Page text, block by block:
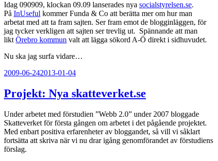
Idag 090909, klockan 09.09 lanserades nya socialstyrelsen.se.
På InUseful kommer Funda & Co att berätta mer om hur man
arbetat med att ta fram sajten. Ser fram emot de blogginläggen, för
jag tycker verkligen att sajten ser trevlig ut. Spännande att man
likt Örebro kommun valt att lägga sökord A-Ö direkt i sidhuvudet.
Nu ska jag surfa vidare…
Publicerat
2009-06-242013-01-04
Projekt: Nya skatteverket.se
Under arbetet med förstudien ”Webb 2.0” under 2007 bloggade
Skatteverket för första gången om arbetet i det pågående projektet.
Med enbart positiva erfarenheter av bloggandet, så vill vi såklart
fortsätta att skriva när vi nu drar igång genomförandet av förstudiens
förslag.